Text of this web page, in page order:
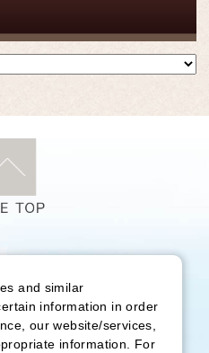
柄下郡箱根町元箱根80
TEL：0460-83-7415）
and similar
information in order
our website/services,
information. For